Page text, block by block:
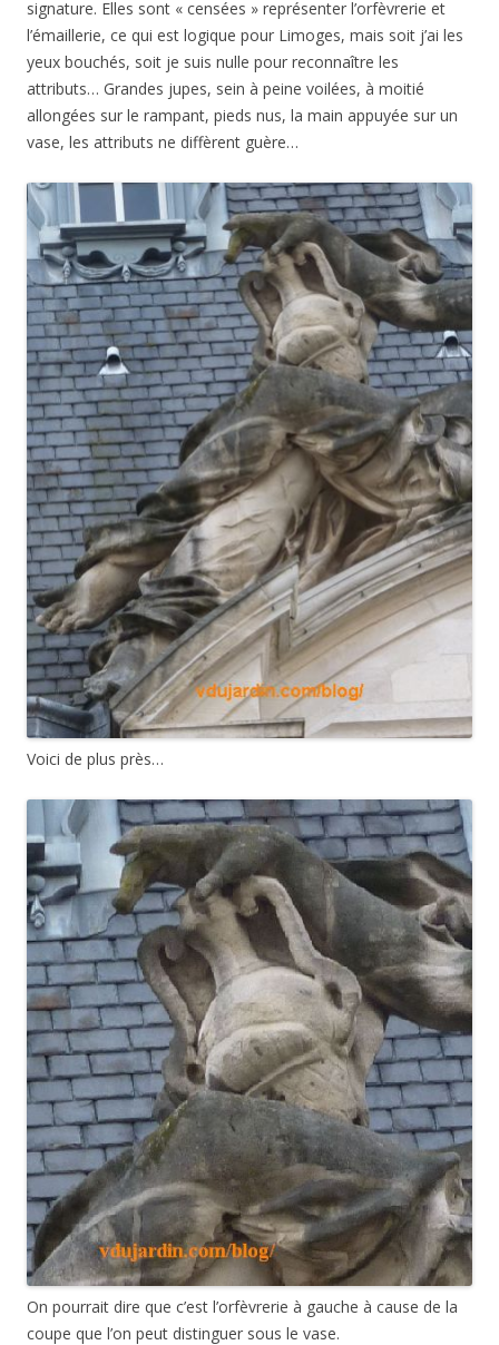
signature. Elles sont « censées » représenter l’orfèvrerie et
l’émaillerie, ce qui est logique pour Limoges, mais soit j’ai les
yeux bouchés, soit je suis nulle pour reconnaître les
attributs… Grandes jupes, sein à peine voilées, à moitié
allongées sur le rampant, pieds nus, la main appuyée sur un
vase, les attributs ne diffèrent guère…
Voici de plus près…
On pourrait dire que c’est l’orfèvrerie à gauche à cause de la
coupe que l’on peut distinguer sous le vase.